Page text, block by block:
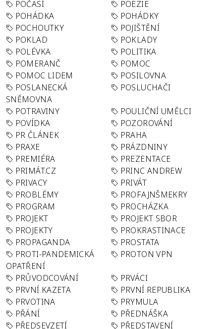
POČASÍ
POEZIE
POHÁDKA
POHÁDKY
POCHOUTKY
POJIŠTĚNÍ
POKLAD
POKLADY
POLÉVKA
POLITIKA
POMERANČ
POMOC
POMOC LIDEM
POSILOVNA
POSLANECKÁ
SNĚMOVNA
POSLUCHAČI
POTRAVINY
POULIČNÍ UMĚLCI
POVÍDKA
POZOROVÁNÍ
PR ČLÁNEK
PRAHA
PRAXE
PRÁZDNINY
PREMIÉRA
PREZENTACE
PRIMÁT.CZ
PRINC ANDREW
PRIVACY
PRIVÁT
PROBLÉMY
PROFAJNŠMEKRY
PROGRAM
PROCHÁZKA
PROJEKT
PROJEKT SBOR
PROJEKTY
PROKRASTINACE
PROPAGANDA
PROSTATA
PROTI-PANDEMICKÁ
OPATŘENÍ
PROTON VPN
PRŮVODCOVÁNÍ
PRVÁCI
PRVNÍ KAZETA
PRVNÍ REPUBLIKA
PRVOTINA
PRYMULA
PŘÁNÍ
PŘEDNÁŠKA
PŘEDSEVZETÍ
PŘEDSTAVENÍ